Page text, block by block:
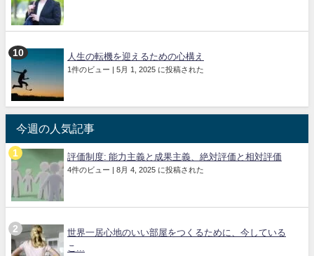
人生の転機を迎えるための心構え
1件のビュー 5月 1, 2025 に投稿された
今週の人気記事
評価制度: 能力主義と成果主義、絶対評価と相対評価
4件のビュー 8月 4, 2025 に投稿された
世界一居心地のいい部屋をつくるために、今している
こ...